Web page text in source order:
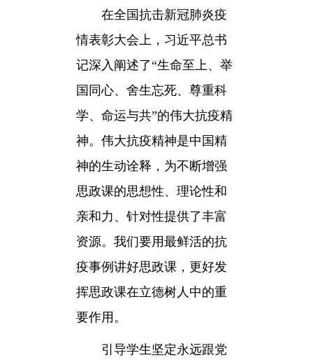
在全国抗击新冠肺炎疫
情表彰大会上，习近平总书
记深入阐述了“生命至上、举
国同心、舍生忘死、尊重科
学、命运与共”的伟大抗疫精
神。伟大抗疫精神是中国精
神的生动诠释，为不断增强
思政课的思想性、理论性和
亲和力、针对性提供了丰富
资源。我们要用最鲜活的抗
疫事例讲好思政课，更好发
挥思政课在立德树人中的重
要作用。
引导学生坚定永远跟党